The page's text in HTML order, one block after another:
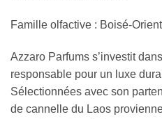
Famille olfactive : Boisé-
Azzaro Parfums s’investit
responsable pour un luxe
Sélectionnées avec son
de cannelle du Laos